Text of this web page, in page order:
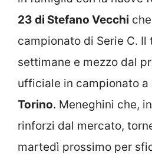
23 di Stefano Vecchi
campionato di Serie C. Il
settimane e mezzo dal
ufficiale in campionato a
Torino. Meneghini che,
rinforzi dal mercato,
martedì prossimo per